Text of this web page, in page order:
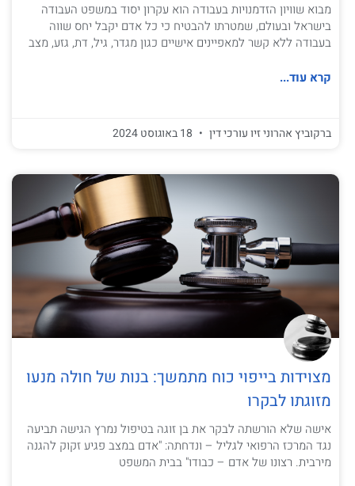
מבוא שוויון הזדמנויות בעבודה הוא עקרון יסוד במשפט העבודה
בישראל ובעולם, שמטרתו להבטיח כי כל אדם יקבל יחס שווה
בעבודה ללא קשר למאפיינים אישיים כגון מגדר, גיל, דת, גזע, מצב
קרא עוד...
ברקוביץ אהרוני זיו עורכי דין
מצוידות בייפוי כוח מתמשך: בנות של חולה מנעו
מזוגתו לבקרו
אישה שלא הורשתה לבקר את בן זוגה בטיפול נמרץ הגישה תביעה
נגד המרכז הרפואי לגליל – ונדחתה: "אדם במצב פגיע זקוק להגנה
מירבית. רצונו של אדם – כבודו" בבית המשפט